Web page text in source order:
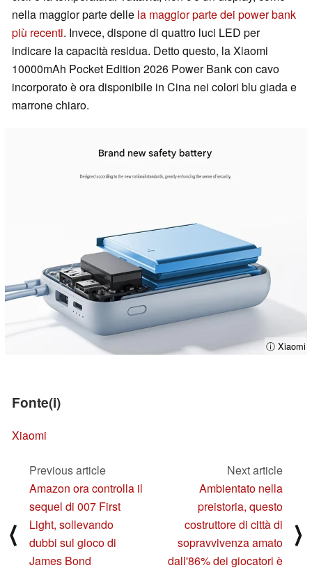
nella maggior parte delle la maggior parte dei power bank
più recenti. Invece, dispone di quattro luci LED per
indicare la capacità residua. Detto questo, la Xiaomi
10000mAh Pocket Edition 2026 Power Bank con cavo
incorporato è ora disponibile in Cina nei colori blu giada e
marrone chiaro.
ⓘ Xiaomi
Fonte(i)
Xiaomi
⟨
Previous article
Amazon ora controlla il
sequel di 007 First
Light, sollevando
dubbi sul gioco di
James Bond
Next article
Ambientato nella
preistoria, questo
costruttore di città di
sopravvivenza amato
dall'86% dei giocatori è
⟩